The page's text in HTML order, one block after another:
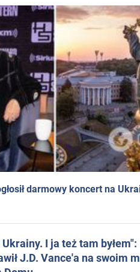
darmowy koncert na
I ja też tam
J.D. Vance'a na swoim